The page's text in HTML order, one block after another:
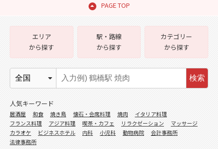
PAGE TOP
エリア
から探す
駅・路線
から探す
カテゴリー
から探す
検索
人気キーワード
居酒屋 和食 焼き鳥 懐石・会席料理 焼肉
イタリア料理
フランス料理
アジア料理 喫茶・カフェ リラクゼーション
マッサージ
カラオケ
ビジネスホテル 内科 小児科 動物病院
会計事務所
法律事務所